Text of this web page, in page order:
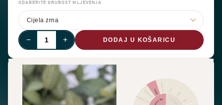
ODABERITE GRUBOST MLJEVENJA
− + DODAJ U KOŠARICU
Papar
Oštro
Bobičasto voće
Sušeno voćeCitrusi Ostalo voće
VOĆNO